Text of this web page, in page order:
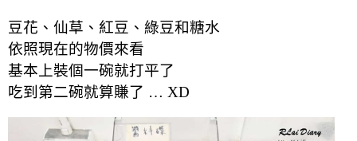
豆花、仙草、紅豆、綠豆和糖水
依照現在的物價來看
基本上裝個一碗就打平了
吃到第二碗就算賺了 … XD